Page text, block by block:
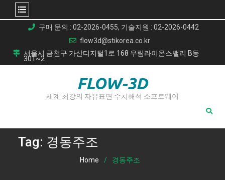
content
구매 문의 : 02-2026-0455, 기술지원 : 02-2026-0442
flow3d@stikorea.co.kr
서울시 금천구 가산디지털1로 168 우림라이온스밸리 B동
301~2
FLOW-3D
세계 최강의 자유표면 수치해석 소프트웨어
Tag: 경동주조
Home 경동주조